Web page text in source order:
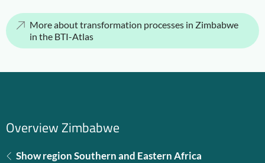
More about transformation processes in Zimbabwe
in the BTI-Atlas
Overview Zimbabwe
Show region Southern and Eastern Africa